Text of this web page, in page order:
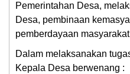
Pemerintahan Desa,
Desa, pembinaan
pemberdayaan
Dalam melaksanakan
Kepala Desa berwenang :